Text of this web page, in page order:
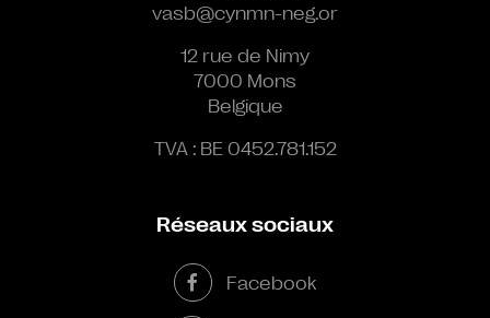
vasb@cynmn-neg.or
12 rue de Nimy
7000 Mons
Belgique
TVA : BE 0452.781.152
Réseaux sociaux
Facebook